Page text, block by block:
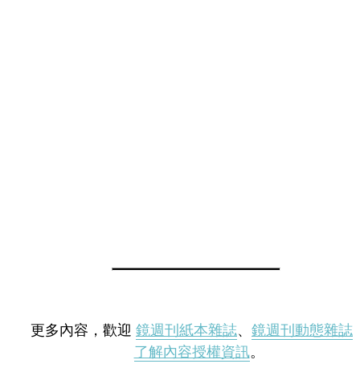
更多內容，歡迎 鏡週刊紙本雜誌、 鏡週刊動態雜誌
了解內容授權資訊。